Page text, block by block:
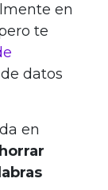
en
te
datos
en